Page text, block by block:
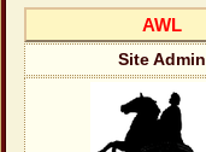
AWL
Site Admin